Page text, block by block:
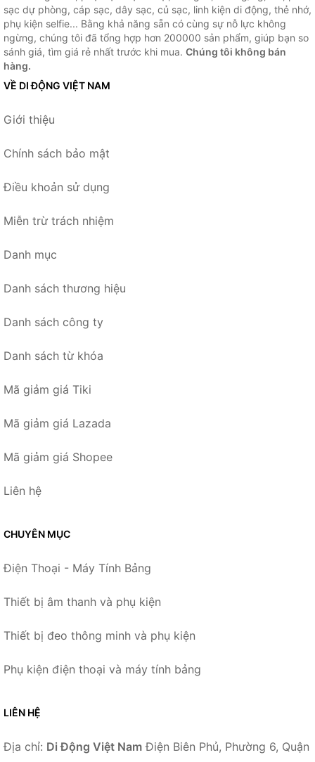
sạc dự phòng, cáp sạc, dây sạc, củ sạc, linh kiện di động, thẻ nhớ,
phụ kiện selfie... Bằng khả năng sẵn có cùng sự nỗ lực không
ngừng, chúng tôi đã tổng hợp hơn 200000 sản phẩm, giúp bạn so
sánh giá, tìm giá rẻ nhất trước khi mua. Chúng tôi không bán
hàng.
VỀ DI ĐỘNG VIỆT NAM
Giới thiệu
Chính sách bảo mật
Điều khoản sử dụng
Miễn trừ trách nhiệm
Danh mục
Danh sách thương hiệu
Danh sách công ty
Danh sách từ khóa
Mã giảm giá Tiki
Mã giảm giá Lazada
Mã giảm giá Shopee
Liên hệ
CHUYÊN MỤC
Điện Thoại - Máy Tính Bảng
Thiết bị âm thanh và phụ kiện
Thiết bị đeo thông minh và phụ kiện
Phụ kiện điện thoại và máy tính bảng
LIÊN HỆ
Địa chỉ: Di Động Việt Nam Điện Biên Phủ, Phường 6, Quận